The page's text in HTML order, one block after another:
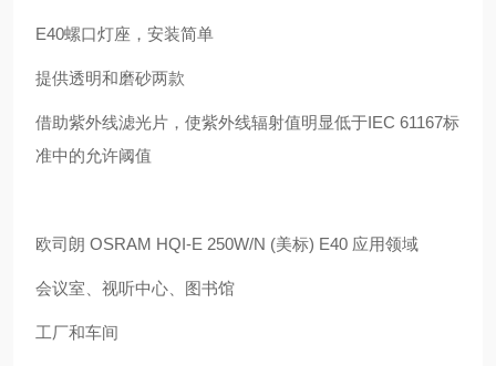
E40螺口灯座，安装简单
提供透明和磨砂两款
借助紫外线滤光片，使紫外线辐射值明显低于IEC 61167标
准中的允许阈值
欧司朗 OSRAM HQI-E 250W/N (美标) E40 应用领域
会议室、视听中心、图书馆
工厂和车间